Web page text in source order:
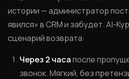
истории — администратор
явился» в CRM и забудет. AI-
сценарий возврата:
Через 2 часапосле
звонок. Мягкий, без